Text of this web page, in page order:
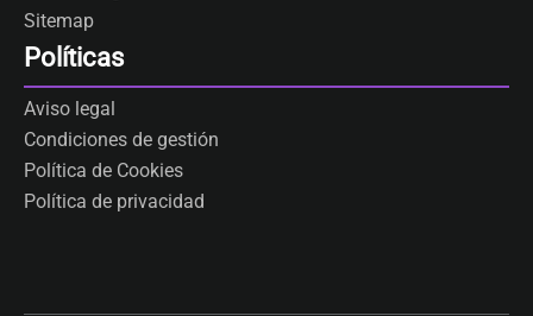
Sitemap
Políticas
Aviso legal
Condiciones de gestión
Política de Cookies
Política de privacidad